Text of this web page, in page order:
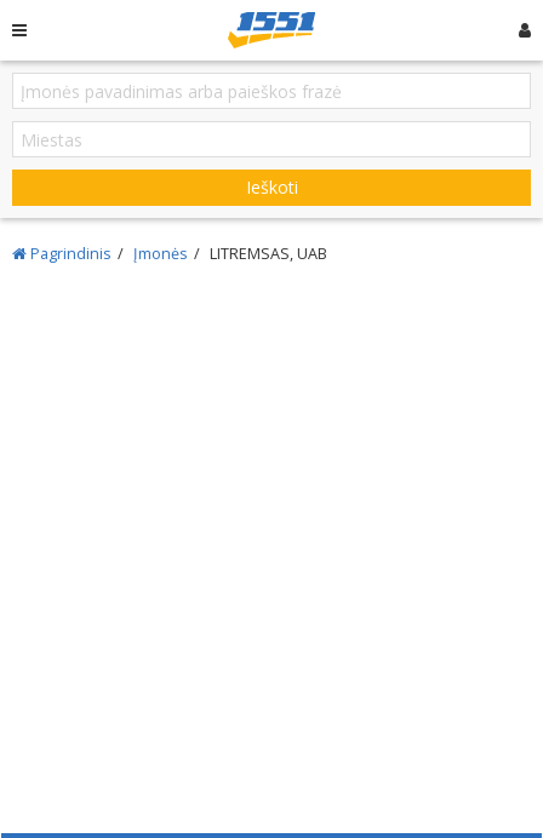
Ieškoti
Pagrindinis Įmonės LITREMSAS, UAB